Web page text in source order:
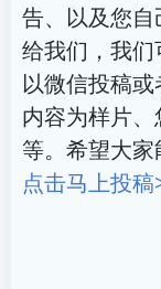
告、以及您
给我们，我
以微信投稿或
内容为样片
等。希望大
点击马上投稿